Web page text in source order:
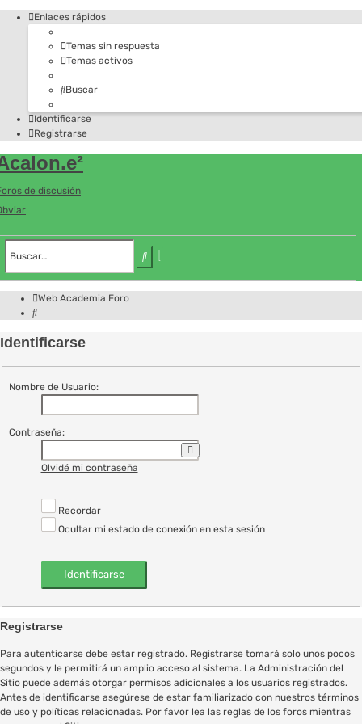
Enlaces rápidos
Temas sin respuesta
Temas activos
Buscar
Identificarse
Registrarse
de discusión
Buscaravanzada
Web Academia Foro
Buscar
Identificarse
Nombre de Usuario:
Contraseña:
Olvidé mi contraseña
Recordar
Ocultar mi estado de conexión en esta sesión
Registrarse
Para autenticarse debe estar registrado. Registrarse tomará solo unos pocos
segundos y le permitirá un amplio acceso al sistema. La Administración del
Sitio puede además otorgar permisos adicionales a los usuarios registrados.
Antes de identificarse asegúrese de estar familiarizado con nuestros términos
de uso y políticas relacionadas. Por favor lea las reglas de los foros mientras